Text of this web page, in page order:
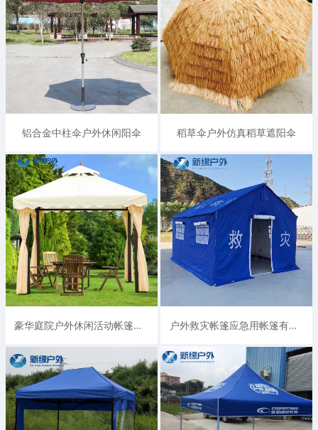
铝合金中柱伞户外休闲阳伞 稻草伞户外仿真稻草遮阳伞
豪华庭院户外休闲活动帐篷罗马篷生产厂家 户外救灾帐篷应急用帐篷有现货